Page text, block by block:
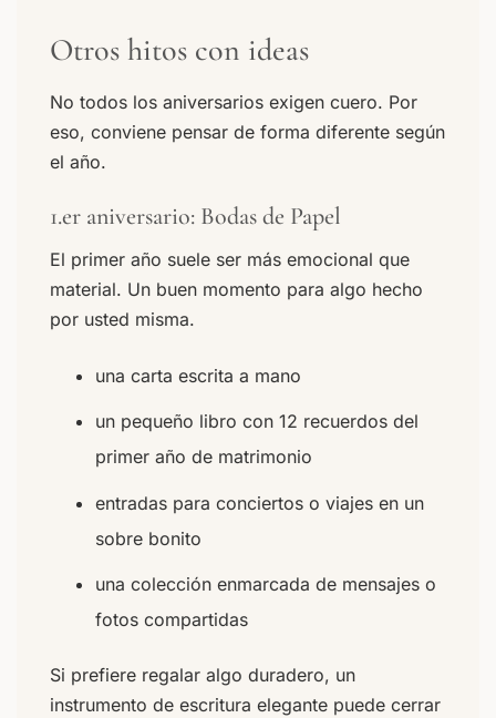
Otros hitos con ideas
No todos los aniversarios exigen cuero. Por
eso, conviene pensar de forma diferente según
el año.
1.er aniversario: Bodas de Papel
El primer año suele ser más emocional que
material. Un buen momento para algo hecho
por usted misma.
una carta escrita a mano
un pequeño libro con 12 recuerdos del
primer año de matrimonio
entradas para conciertos o viajes en un
sobre bonito
una colección enmarcada de mensajes o
fotos compartidas
Si prefiere regalar algo duradero, un
instrumento de escritura elegante puede cerrar